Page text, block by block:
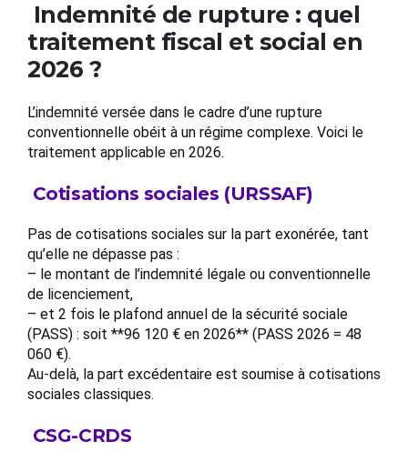
Indemnité de rupture : quel
traitement fiscal et social en
2026 ?
L’indemnité versée dans le cadre d’une rupture
conventionnelle obéit à un régime complexe. Voici le
traitement applicable en 2026.
Cotisations sociales (URSSAF)
Pas de cotisations sociales sur la part exonérée, tant
qu’elle ne dépasse pas :
– le montant de l’indemnité légale ou conventionnelle
de licenciement,
– et 2 fois le plafond annuel de la sécurité sociale
(PASS) : soit **96 120 € en 2026** (PASS 2026 = 48
060 €).
Au-delà, la part excédentaire est soumise à cotisations
sociales classiques.
CSG-CRDS